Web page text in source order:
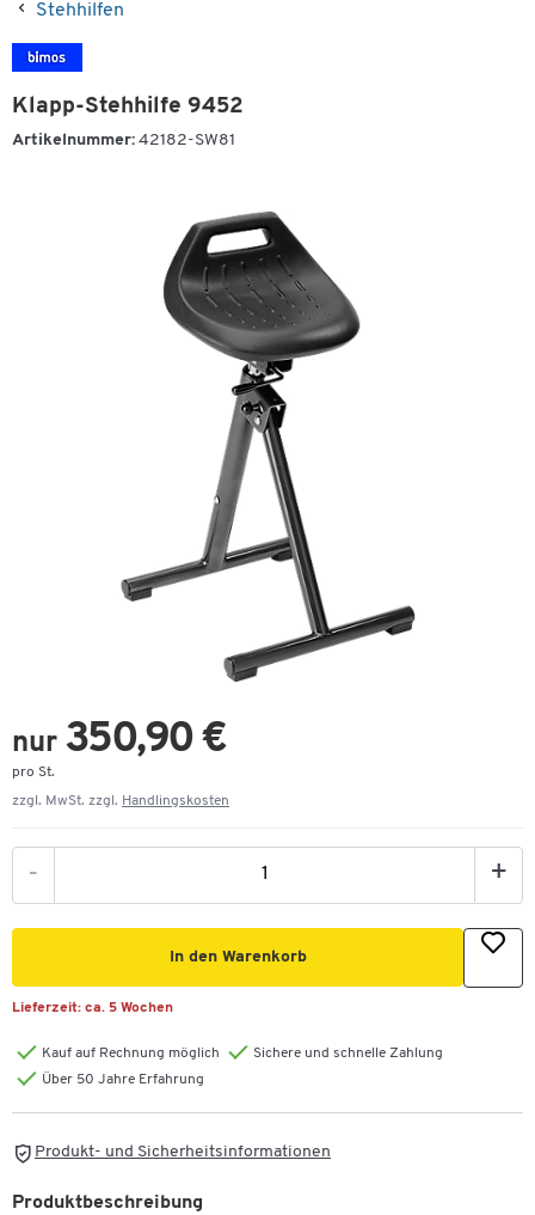
Stehhilfen
Klapp-Stehhilfe 9452
Artikelnummer: 42182-SW81
nur 350,90 €
pro St.
zzgl. MwSt. zzgl. Handlingskosten
- +
In den Warenkorb
Lieferzeit: ca. 5 Wochen
Kauf auf Rechnung möglich
Sichere und schnelle Zahlung
Über 50 Jahre Erfahrung
Produkt- und Sicherheitsinformationen
Produktbeschreibung